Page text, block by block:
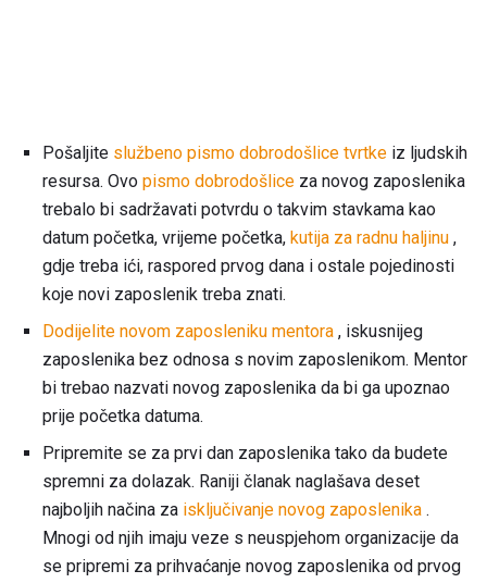
Pošaljite službeno pismo dobrodošlice tvrtke iz ljudskih
resursa. Ovo pismo dobrodošlice za novog zaposlenika
trebalo bi sadržavati potvrdu o takvim stavkama kao
datum početka, vrijeme početka, kutija za radnu haljinu ,
gdje treba ići, raspored prvog dana i ostale pojedinosti
koje novi zaposlenik treba znati.
Dodijelite novom zaposleniku mentora , iskusnijeg
zaposlenika bez odnosa s novim zaposlenikom. Mentor
bi trebao nazvati novog zaposlenika da bi ga upoznao
prije početka datuma.
Pripremite se za prvi dan zaposlenika tako da budete
spremni za dolazak. Raniji članak naglašava deset
najboljih načina za isključivanje novog zaposlenika .
Mnogi od njih imaju veze s neuspjehom organizacije da
se pripremi za prihvaćanje novog zaposlenika od prvog